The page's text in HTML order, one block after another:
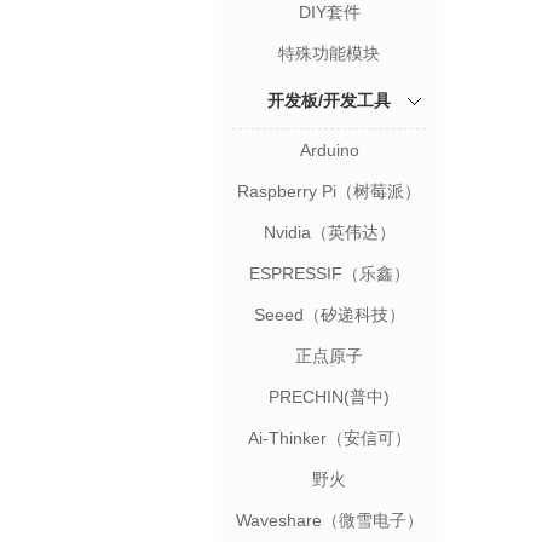
DIY套件
特殊功能模块
开发板/开发工具
Arduino
Raspberry Pi（树莓派）
Nvidia（英伟达）
ESPRESSIF（乐鑫）
Seeed（矽递科技）
正点原子
PRECHIN(普中)
Ai-Thinker（安信可）
野火
Waveshare（微雪电子）